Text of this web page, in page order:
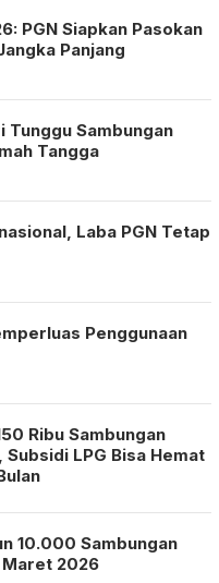
PGN Siapkan Pasokan
Panjang
Tunggu Sambungan
Tangga
Laba PGN Tetap
Penggunaan
Ribu Sambungan
LPG Bisa Hemat
10.000 Sambungan
2026